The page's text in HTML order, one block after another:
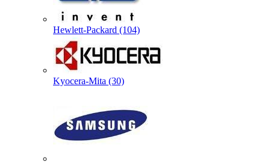
Hewlett-Packard (104)
Kyocera-Mita (30)